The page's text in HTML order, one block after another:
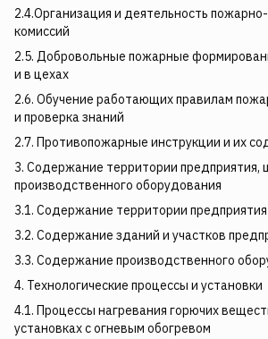
2.4.Организация и деятельность
комиссий
2.5. Добровольные пожарные
и в цехах
2.6. Обучение работающих правилам
и проверка знаний
2.7. Противопожарные инструкции и их
3. Содержание территории предприятия,
производственного оборудования
3.1. Содержание территории предприятия
3.2. Содержание зданий и участков
3.3. Содержание производственного
4. Технологические процессы и установки
4.1. Процессы нагревания горючих
установках с огневым обогревом